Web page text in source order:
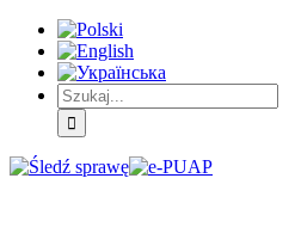
Skip
Treść
główna
Skip
Menu
główne
Skip
Menu
dodatkowe
Szukaj
Śledź
E-
Facebook
BIP
Instagram